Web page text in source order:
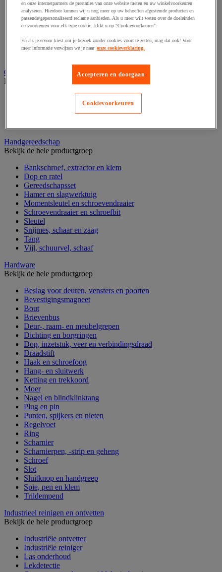
Accessoires voor elektrisch schakelpaneel
Batterij, oplader en kabel
Elektrische kabel
Elektrische uitrusting
Verlengsnoer, stekkerdoos en kapelhaspel
Gereedschap opbergen
Bekijk de hele productgroep
Gereedschapskist en opbergtas
Gereedschapskoffer en versterkte kist
Handgereedschap
Bekijk de hele productgroep
Bankschroef, extractor en klem
Dop en ratel
Gereedschapsset
Hamer en slagwerktuig
Momentsleutel en schroevendraaier
Schroevendraaier en schroefbit
Sleutel
Snijmes, schaar en zaag
Tang
Vijl, schuurvel, schaaf
Hardware
Bekijk de hele productgroep
Beslag voor deuren, vensters en poorten
Bevestigingsmagneet
Bout
Brievenbus
Deur-, raam- en meubelgrepen
Dichting en borgringen
Dop, inzetstuk, veer en verbindingsdraad
Draadstift
Haak en schroefoog
Hang- en sluitwerk
Ketting en trekkoord
Moer
Nagel en blindklinktang
Plug en pin
Punten, spijkers en nieten
Regelvoet
Ring
Scharnier
Scharnierpen, -strip en geheng
Schroef
Slot
Sluitknop en handgreep
Spie, pen en klem
Trildempend
Industrieel reinigen en ontvetten
Bekijk de hele productgroep
Industriële ontvetter
Industriële reiniger
Las onderhoud
Lekdetectie
en onze internetpartners de prestaties van onze website meten en uw winkelvoorkeuren
analyseren. Hierdoor kunnen wij u nog meer op uw behoeften afgestemde producten en
passende/gepersonaliseerd reclame aanbieden. Als u meer wilt weten over de doeleinden
en voorkeuren voor elk type cookie, klikt u op "Cookievoorkeuren".
En als je ervoor kiest om je bezoek zonder cookies voort te zetten, mag dat ook! Voor
meer informatie verwijzen we je naar onze cookieverklaring.
Accepteren en doorgaan
Cookievoorkeuren